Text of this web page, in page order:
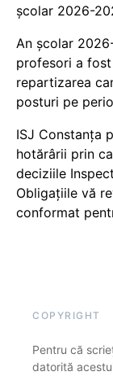
școlar 2026-
An școlar
profesori a
repartizarea
posturi pe
ISJ Constanța
hotărârii prin
deciziile
Obligațiile vă
conformat
COPYRIGHT
Pentru că
datorită